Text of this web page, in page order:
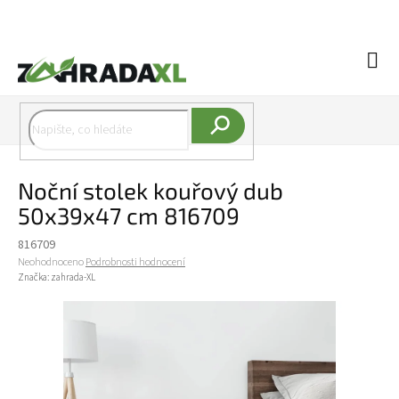
Noční stolek kouřový dub
50x39x47 cm 816709
816709
Průměrné hodnocení produktu je 0,0 z 5 hvězdiček.
NeohodnocenoPodrobnosti hodnocení
Značka: zahrada-XL